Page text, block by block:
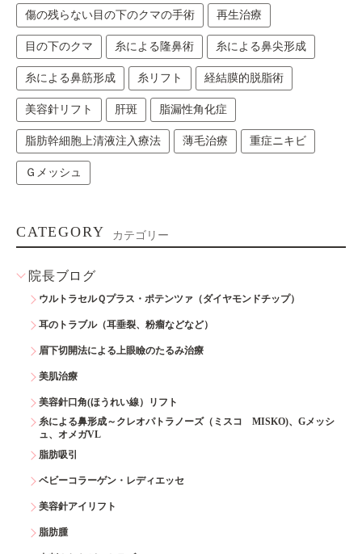
傷の残らない目の下のクマの手術 再生治療
目の下のクマ 糸による隆鼻術 糸による鼻尖形成
糸による鼻筋形成 糸リフト 経結膜的脱脂術
美容針リフト 肝斑 脂漏性角化症
脂肪幹細胞上清液注入療法 薄毛治療 重症ニキビ
Ｇメッシュ
CATEGORY カテゴリー
院長ブログ
ウルトラセルＱプラス・ポテンツァ（ダイヤモンドチップ）
耳のトラブル（耳垂裂、粉瘤などなど）
眉下切開法による上眼瞼のたるみ治療
美肌治療
美容針口角(ほうれい線）リフト
糸による鼻形成～クレオパトラノーズ（ミスコ MISKO)、Gメッシ
ュ、オメガVL
脂肪吸引
ベビーコラーゲン・レディエッセ
美容針アイリフト
脂肪腫